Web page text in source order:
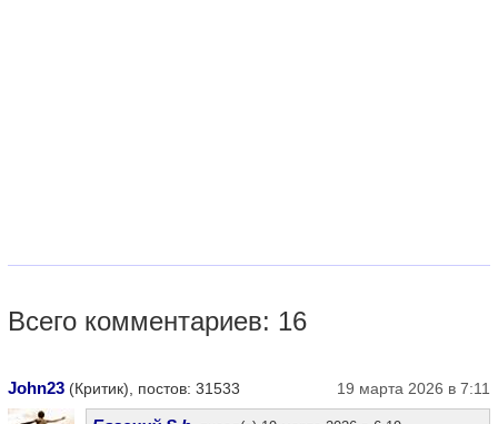
Всего комментариев: 16
John23 (Критик), постов: 31533 19 марта 2026 в 7:11